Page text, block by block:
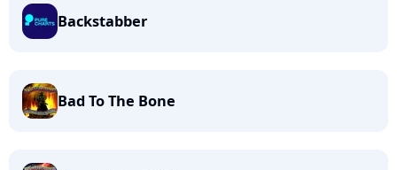
Backstabber
Bad To The Bone